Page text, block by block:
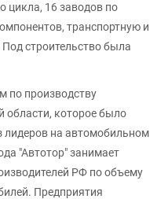
цикла, 16 заводов по
транспортную и
строительство была
по производству
области, которое было
лидеров на автомобильном
"Автотор" занимает
РФ по объему
Предприятия